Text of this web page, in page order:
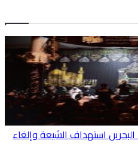
استهداف الشيعة وإلغاء